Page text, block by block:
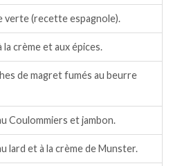
verte (recette espagnole).
crème et aux épices.
de magret fumés au beurre
Coulommiers et jambon.
lard et à la crème de Munster.